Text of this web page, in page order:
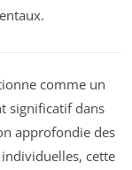
comme un
significatif dans
approfondie des
cette